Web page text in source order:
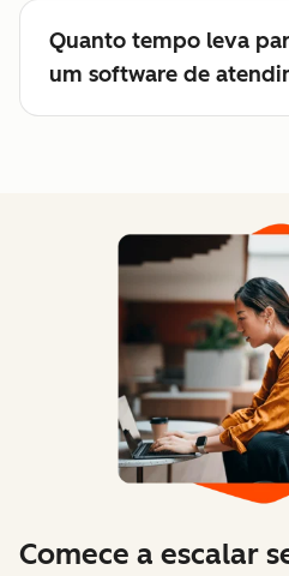
Quanto tempo leva
um software de
Comece a escalar